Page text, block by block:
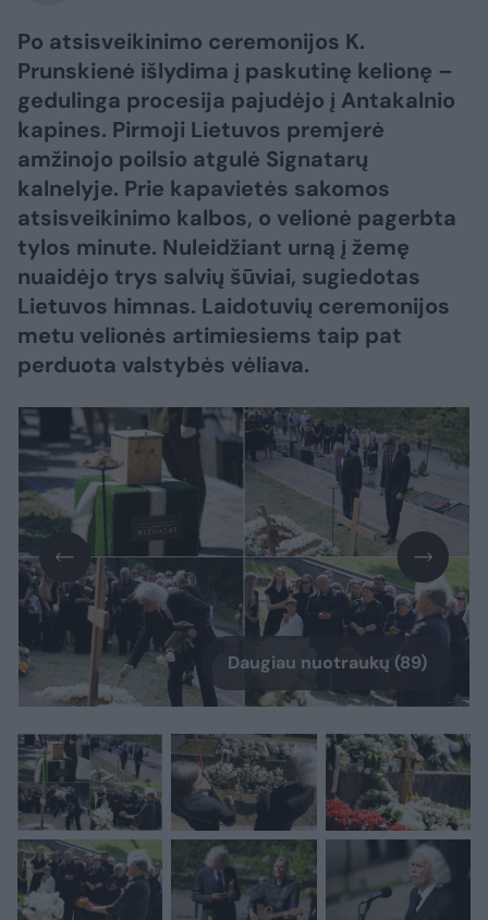
Po atsisveikinimo ceremonijos K.
Prunskienė išlydima į paskutinę kelionę –
gedulinga procesija pajudėjo į Antakalnio
kapines. Pirmoji Lietuvos premjerė
amžinojo poilsio atgulė Signatarų
kalnelyje. Prie kapavietės sakomos
atsisveikinimo kalbos, o velionė pagerbta
tylos minute. Nuleidžiant urną į žemę
nuaidėjo trys salvių šūviai, sugiedotas
Lietuvos himnas. Laidotuvių ceremonijos
metu velionės artimiesiems taip pat
perduota valstybės vėliava.
Daugiau nuotraukų (89)